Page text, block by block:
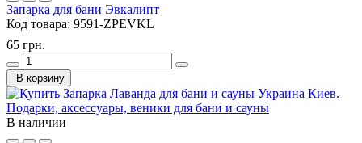
Запарка для бани Эвкалипт
Код товара: 9591-ZPEVKL
65 грн.
В корзину
В наличии